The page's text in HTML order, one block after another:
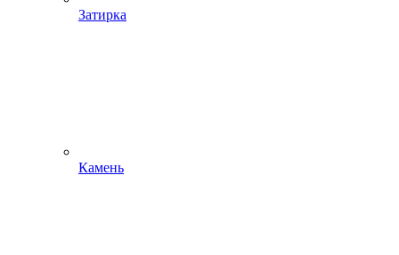
Затирка
Камень